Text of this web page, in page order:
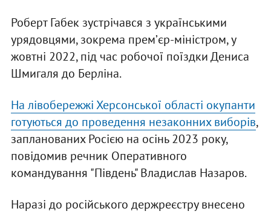
Роберт Габек зустрічався з українськими
урядовцями, зокрема премʼєр-міністром, у
жовтні 2022, під час робочої поїздки Дениса
Шмигаля до Берліна.
На лівобережжі Херсонської області окупанти
готуються до проведення незаконних виборів,
запланованих Росією на осінь 2023 року,
повідомив речник Оперативного
командування "Південь" Владислав Назаров.
Наразі до російського держреєстру внесено